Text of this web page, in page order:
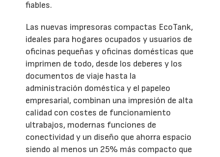
fiables.
Las nuevas impresoras compactas EcoTank,
ideales para hogares ocupados y usuarios de
oficinas pequeñas y oficinas domésticas que
imprimen de todo, desde los deberes y los
documentos de viaje hasta la
administración doméstica y el papeleo
empresarial, combinan una impresión de alta
calidad con costes de funcionamiento
ultrabajos, modernas funciones de
conectividad y un diseño que ahorra espacio
siendo al menos un 25% más compacto que